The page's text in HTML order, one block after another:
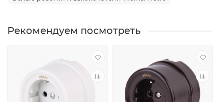
Рекомендуем посмотреть